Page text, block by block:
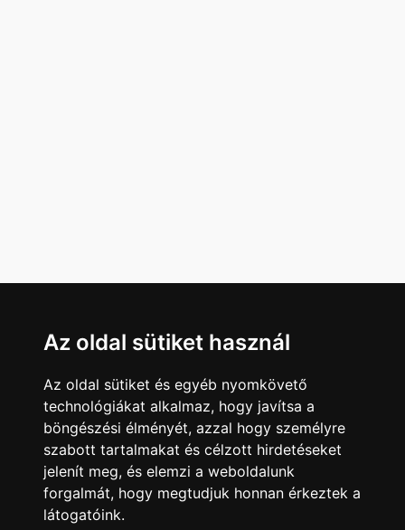
Minden jog fenntartva © 2008 - 2026
Az oldal sütiket használ
Az oldal sütiket és egyéb nyomkövető
technológiákat alkalmaz, hogy javítsa a
böngészési élményét, azzal hogy személyre
szabott tartalmakat és célzott hirdetéseket
jelenít meg, és elemzi a weboldalunk
forgalmát, hogy megtudjuk honnan érkeztek a
látogatóink.